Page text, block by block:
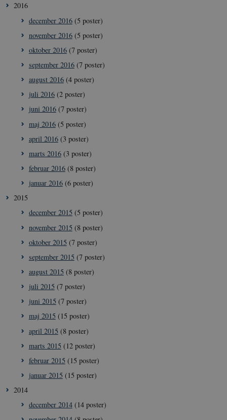
2016
december 2016(5 poster)
november 2016(5 poster)
oktober 2016(7 poster)
september 2016(7 poster)
august 2016(4 poster)
juli 2016(2 poster)
juni 2016(7 poster)
maj 2016(5 poster)
april 2016(3 poster)
marts 2016(3 poster)
februar 2016(8 poster)
januar 2016(6 poster)
2015
december 2015 (5 poster)
november 2015 (8 poster)
oktober 2015 (7 poster)
september 2015 (7 poster)
august 2015 (8 poster)
juli 2015 (7 poster)
juni 2015 (7 poster)
maj 2015 (15 poster)
april 2015 (8 poster)
marts 2015 (12 poster)
februar 2015 (15 poster)
januar 2015 (15 poster)
2014
december 2014(14 poster)
__Secure-
typo3nonce__gmD7aT5GgP4rEaReeoT4Q
__Secure-typo3nonce_9pF_MH-
o6zI1ofHsZUGvzQ
__Secure-typo3nonce_rgWAq6nC-
PFH_166HooM7A
__Secure-
typo3nonce_uX4Mhl8RLqBZsOkbydAwew
__Secure-
typo3nonce_8l0UJ2f7DKxv4hHSHupSxA
__Secure-
typo3nonce_6hPMnfIy2oJvErvMQCxknw
__Secure-typo3nonce_L8s1jVt-